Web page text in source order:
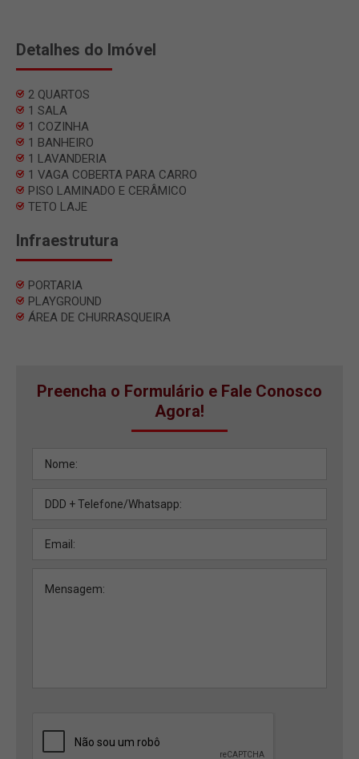
Detalhes do Imóvel
2 QUARTOS
1 SALA
1 COZINHA
1 BANHEIRO
1 LAVANDERIA
1 VAGA COBERTA PARA CARRO
PISO LAMINADO E CERÂMICO
TETO LAJE
Infraestrutura
PORTARIA
PLAYGROUND
ÁREA DE CHURRASQUEIRA
Preencha o Formulário e Fale Conosco
Agora!